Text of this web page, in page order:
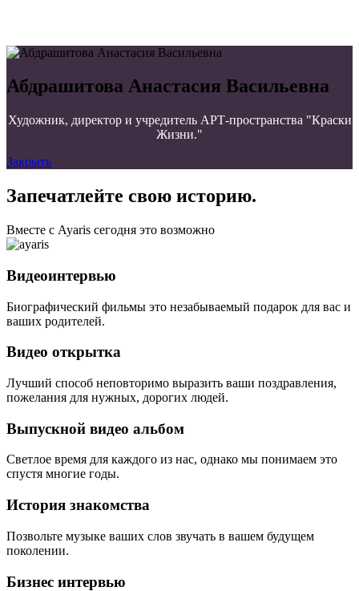
Абдрашитова Анастасия Васильевна
Художник, директор и учредитель АРТ-пространства "Краски
Жизни."
Закрыть
Запечатлейте свою историю.
Вместе с Ayaris сегодня это возможно
Видеоинтервью
Биографический фильмы это незабываемый подарок для вас и
ваших родителей.
Видео открытка
Лучший способ неповторимо выразить ваши поздравления,
пожелания для нужных, дорогих людей.
Выпускной видео альбом
Светлое время для каждого из нас, однако мы понимаем это
спустя многие годы.
История знакомства
Позвольте музыке ваших слов звучать в вашем будущем
поколении.
Бизнес интервью